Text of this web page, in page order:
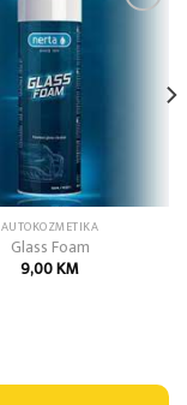
AUTOKOZMETIKA
Glass Foam
9,00KM